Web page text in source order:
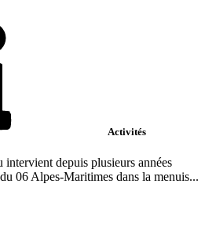
Activités
depuis plusieurs années
06 Alpes-Maritimes dans la menuis...